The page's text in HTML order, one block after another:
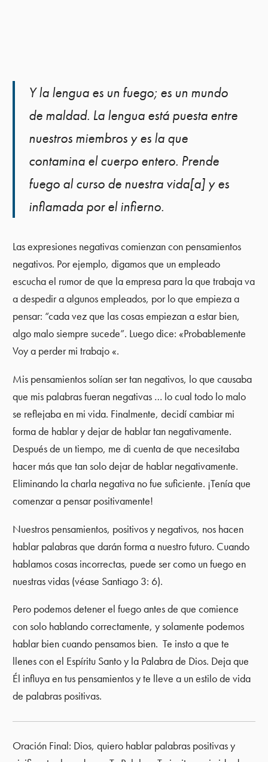
Y la lengua es un fuego; es un mundo
de maldad. La lengua está puesta entre
nuestros miembros y es la que
contamina el cuerpo entero. Prende
fuego al curso de nuestra vida[a] y es
inflamada por el infierno.
Las expresiones negativas comienzan con pensamientos
negativos. Por ejemplo, digamos que un empleado
escucha el rumor de que la empresa para la que trabaja va
a despedir a algunos empleados, por lo que empieza a
pensar: “cada vez que las cosas empiezan a estar bien,
algo malo siempre sucede”. Luego dice: «Probablemente
Voy a perder mi trabajo «.
Mis pensamientos solían ser tan negativos, lo que causaba
que mis palabras fueran negativas … lo cual todo lo malo
se reflejaba en mi vida. Finalmente, decidí cambiar mi
forma de hablar y dejar de hablar tan negativamente.
Después de un tiempo, me di cuenta de que necesitaba
hacer más que tan solo dejar de hablar negativamente.
Eliminando la charla negativa no fue suficiente. ¡Tenía que
comenzar a pensar positivamente!
Nuestros pensamientos, positivos y negativos, nos hacen
hablar palabras que darán forma a nuestro futuro. Cuando
hablamos cosas incorrectas, puede ser como un fuego en
nuestras vidas (véase Santiago 3: 6).
Pero podemos detener el fuego antes de que comience
con solo hablando correctamente, y solamente podemos
hablar bien cuando pensamos bien. Te insto a que te
llenes con el Espíritu Santo y la Palabra de Dios. Deja que
Él influya en tus pensamientos y te lleve a un estilo de vida
de palabras positivas.
Oración Final: Dios, quiero hablar palabras positivas y